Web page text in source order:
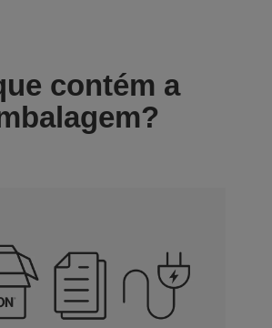
contém a